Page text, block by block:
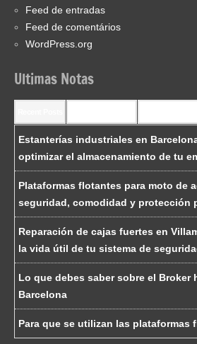
Feed de entradas
Feed de comentários
WordPress.org
Ultimas Notas
Estanterías industriales en
optimizar el almacenamiento de tu
Plataformas flotantes para moto de
seguridad, comodidad y protección
Reparación de cajas fuertes en
la vida útil de tu sistema de
Lo que debes saber sobre el Broker
Barcelona
Para que se utilizan las plataformas